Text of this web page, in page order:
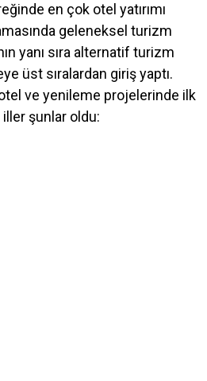
en çok otel yatırımı
geleneksel turizm
yanı sıra alternatif turizm
üst sıralardan giriş yaptı.
ve yenileme projelerinde ilk
iller şunlar oldu: